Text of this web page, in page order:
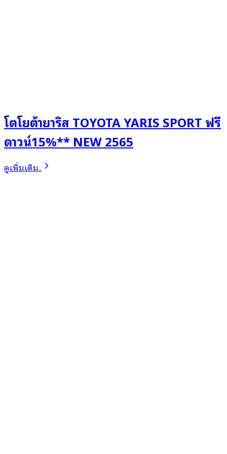
โตโยต้ายาริส TOYOTA YARIS SPORT ฟรี
ดาวน์15%** NEW 2565
ดูเพิ่มเติม..